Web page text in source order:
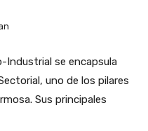
Industrial se encapsula
uno de los pilares
Sus principales